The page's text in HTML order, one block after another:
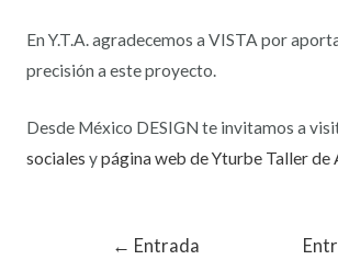
En Y.T.A. agradecemos a VISTA por
precisión a este proyecto.
Desde México DESIGN te invitamos a
sociales ypágina web de Yturbe Taller
← Entrada